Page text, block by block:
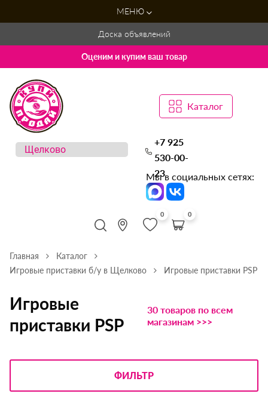
МЕНЮ
Доска объявлений
Оценим и купим ваш товар
Каталог
+7 925
530-00-
23
Мы в социальных сетях:
0 0
Главная
Каталог
Игровые приставки б/у в Щелково
Игровые приставки PSP
Игровые
приставки PSP
30 товаров по всем
магазинам >>>
ФИЛЬТР